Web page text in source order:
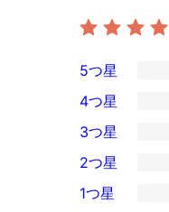
7
5-
星
レ
ビ
5つ星
4-
星
レ
4つ星
0
3-
星
3つ星
2-
2つ星
1つ星